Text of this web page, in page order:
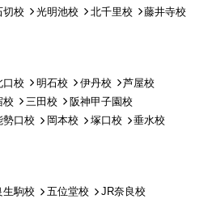
切校 光明池校 北千里校
藤井寺校
口校 明石校 伊丹校
芦屋校
校 三田校
阪神甲子園校
勢口校 岡本校 塚口校
垂水校
生駒校 五位堂校
JR奈良校